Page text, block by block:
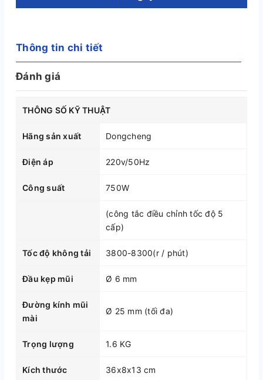
Thông tin chi tiết
Đánh giá
THÔNG SỐ KỸ THUẬT
Hãng sản xuất Dongcheng
Điện áp 220v/50Hz
Công suất 750W
(công tắc điều chỉnh tốc độ 5
cấp)
Tốc độ không tải 3800-8300(r / phút)
Đầu kẹp mũi Ø 6 mm
Đường kính mũi
mài
Ø 25 mm (tối đa)
Trọng lượng 1.6 KG
Kích thước 36x8x13 cm